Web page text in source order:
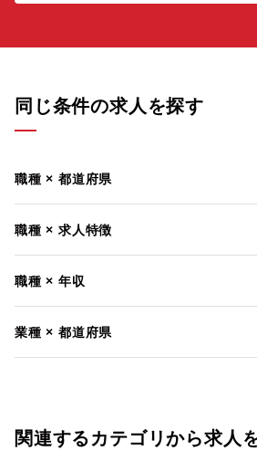
同じ条件の求人を探す
職種 × 都道府県
職種 × 求人特徴
職種 × 年収
業種 × 都道府県
関連するカテゴリから求人